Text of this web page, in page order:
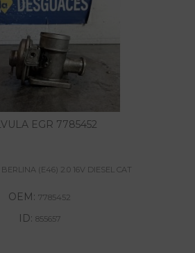
EGR 7785452
(E46) 2.0 16V DIESEL CAT
OEM: 7785452
ID: 855657